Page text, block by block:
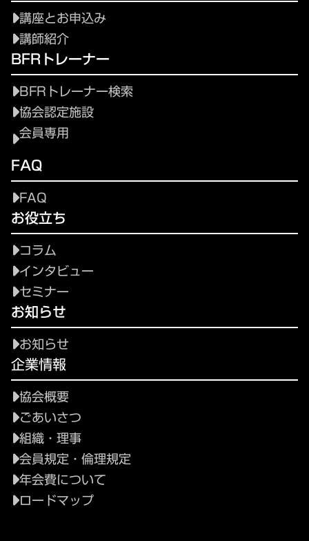
講座とお申込み
講師紹介
BFRトレーナー
BFRトレーナー検索
協会認定施設
会員専用
FAQ
FAQ
お役立ち
コラム
インタビュー
セミナー
お知らせ
お知らせ
企業情報
協会概要
ごあいさつ
組織・理事
会員規定・倫理規定
年会費について
ロードマップ